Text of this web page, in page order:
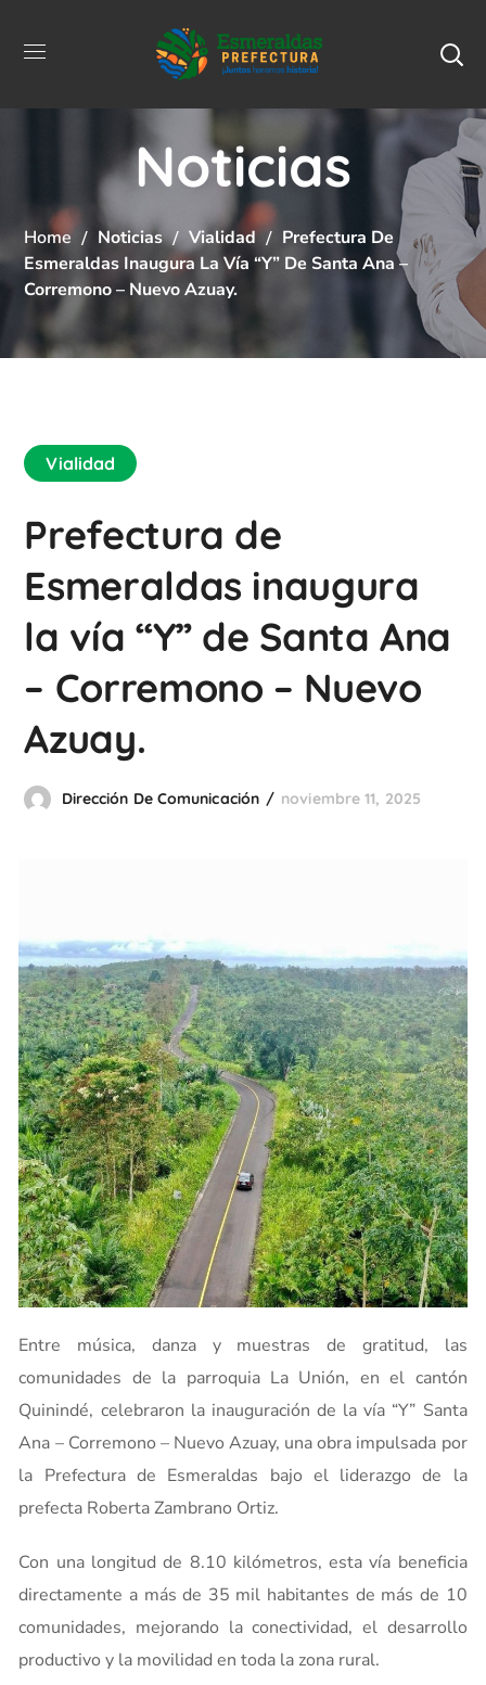
Noticias
Home Noticias Vialidad
Prefectura De
Esmeraldas Inaugura La Vía “Y” De Santa Ana –
Corremono – Nuevo Azuay.
Vialidad
Prefectura de
Esmeraldas inaugura
la vía “Y” de Santa Ana
– Corremono – Nuevo
Azuay.
Dirección De Comunicación noviembre 11, 2025
Entre música, danza y muestras de gratitud, las
comunidades de la parroquia La Unión, en el cantón
Quinindé, celebraron la inauguración de la vía “Y” Santa
Ana – Corremono – Nuevo Azuay, una obra impulsada por
la Prefectura de Esmeraldas bajo el liderazgo de la
prefecta Roberta Zambrano Ortiz.
Con una longitud de 8.10 kilómetros, esta vía beneficia
directamente a más de 35 mil habitantes de más de 10
comunidades, mejorando la conectividad, el desarrollo
productivo y la movilidad en toda la zona rural.